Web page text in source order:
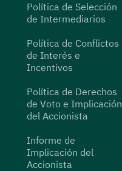
Política de Selección
de Intermediarios
Política de Conflictos
de Interés e
Incentivos
Política de Derechos
de Voto e Implicación
del Accionista
Informe de
Implicación del
Accionista